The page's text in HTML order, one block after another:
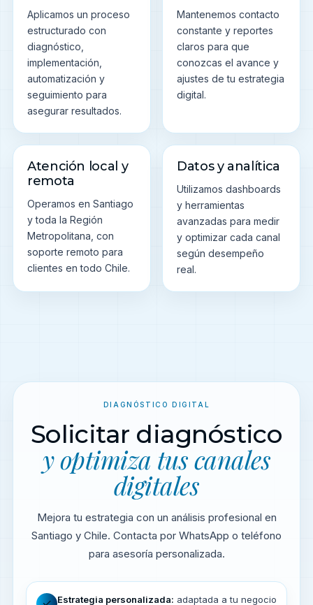
Aplicamos un proceso
estructurado con
diagnóstico,
implementación,
automatización y
seguimiento para
asegurar resultados.
Mantenemos contacto
constante y reportes
claros para que
conozcas el avance y
ajustes de tu estrategia
digital.
Atención local y
remota
Operamos en Santiago
y toda la Región
Metropolitana, con
soporte remoto para
clientes en todo Chile.
Datos y analítica
Utilizamos dashboards
y herramientas
avanzadas para medir
y optimizar cada canal
según desempeño
real.
DIAGNÓSTICO DIGITAL
Solicitar diagnóstico
y optimiza tus canales
digitales
Mejora tu estrategia con un análisis profesional en
Santiago y Chile. Contacta por WhatsApp o teléfono
para asesoría personalizada.
Estrategia personalizada: adaptada a tu negocio